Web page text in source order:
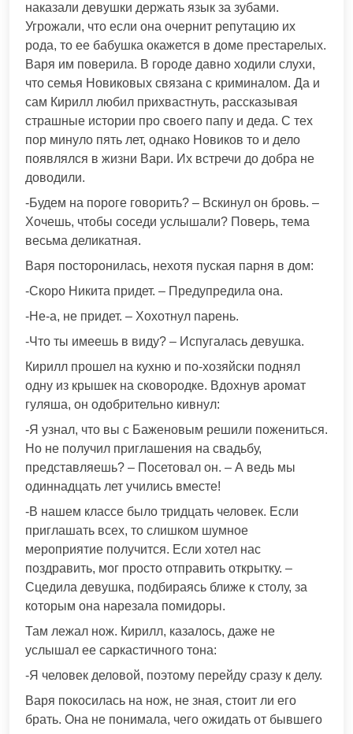
наказали девушки держать язык за зубами.
Угрожали, что если она очернит репутацию их
рода, то ее бабушка окажется в доме престарелых.
Варя им поверила. В городе давно ходили слухи,
что семья Новиковых связана с криминалом. Да и
сам Кирилл любил прихвастнуть, рассказывая
страшные истории про своего папу и деда. С тех
пор минуло пять лет, однако Новиков то и дело
появлялся в жизни Вари. Их встречи до добра не
доводили.
-Будем на пороге говорить? – Вскинул он бровь. –
Хочешь, чтобы соседи услышали? Поверь, тема
весьма деликатная.
Варя посторонилась, нехотя пуская парня в дом:
-Скоро Никита придет. – Предупредила она.
-Не-а, не придет. – Хохотнул парень.
-Что ты имеешь в виду? – Испугалась девушка.
Кирилл прошел на кухню и по-хозяйски поднял
одну из крышек на сковородке. Вдохнув аромат
гуляша, он одобрительно кивнул:
-Я узнал, что вы с Баженовым решили пожениться.
Но не получил приглашения на свадьбу,
представляешь? – Посетовал он. – А ведь мы
одиннадцать лет учились вместе!
-В нашем классе было тридцать человек. Если
приглашать всех, то слишком шумное
мероприятие получится. Если хотел нас
поздравить, мог просто отправить открытку. –
Сцедила девушка, подбираясь ближе к столу, за
которым она нарезала помидоры.
Там лежал нож. Кирилл, казалось, даже не
услышал ее саркастичного тона:
-Я человек деловой, поэтому перейду сразу к делу.
Варя покосилась на нож, не зная, стоит ли его
брать. Она не понимала, чего ожидать от бывшего